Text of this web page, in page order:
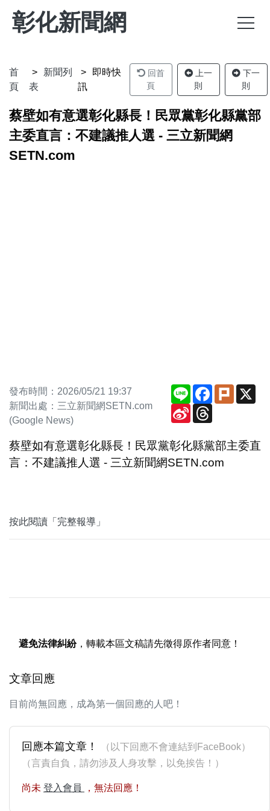
彰化新聞網
首
頁
新聞列
表
即時快
訊
回首
頁
上一
則
下一
則
蔡壁如有意選彰化縣長！民眾黨彰化縣黨部
主委直言：不建議推人選 - 三立新聞網
SETN.com
發布時間：2026/05/21 19:37
新聞出處：三立新聞網SETN.com
(Google News)
Line Facebook
Plurk
Sina
Weibo
蔡壁如有意選彰化縣長！民眾黨彰化縣黨部主委直
言：不建議推人選 - 三立新聞網SETN.com
按此閱讀「完整報導」
避免法律糾紛，轉載本區文稿請先徵得原作者同意！
文章回應
目前尚無回應，成為第一個回應的人吧！
回應本篇文章！
（以下回應不會連結到FaceBook）
（言責自負，請勿涉及人身攻擊，以免挨告！）
尚未 登入會員 ，無法回應！